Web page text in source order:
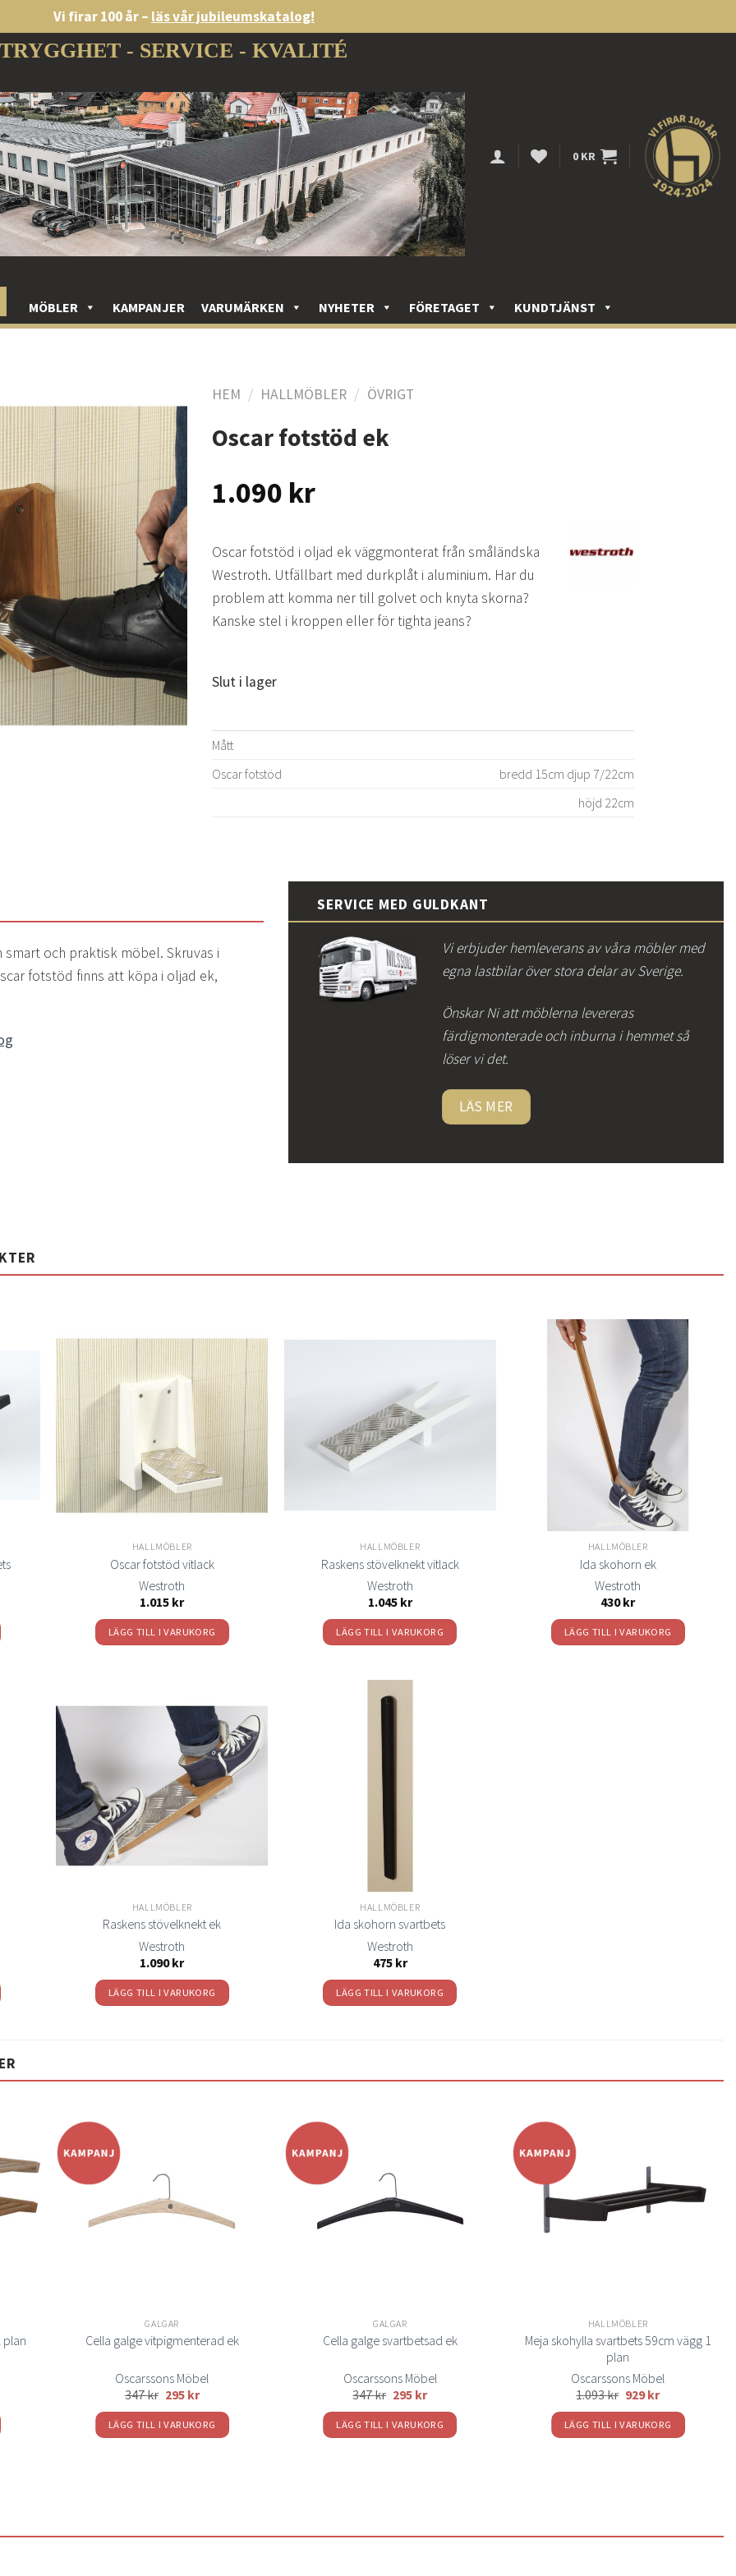
Vi firar 100 år – läs vår jubileumskatalog!
TRYGGHET - SERVICE - KVALITÉ
0 KR
MÖBLER KAMPANJER VARUMÄRKEN NYHETER FÖRETAGET KUNDTJÄNST
till i
önskelistan
HEM / HALLMÖBLER / ÖVRIGT
Oscar fotstöd ek
1.090 kr
Oscar fotstöd i oljad ek väggmonterat från småländska
Westroth. Utfällbart med durkplåt i aluminium. Har du
problem att komma ner till golvet och knyta skorna?
Kanske stel i kroppen eller för tighta jeans?
Slut i lager
Mått
Oscar fotstöd
bredd 15cm djup 7/22cm
höjd 22cm
och praktisk möbel. Skruvas i
fotstöd finns att köpa i oljad ek,
SERVICE MED GULDKANT
Vi erbjuder hemleverans av våra möbler med
egna lastbilar över stora delar av Sverige.
Önskar Ni att möblerna levereras
färdigmonterade och inburna i hemmet så
löser vi det.
LÄS MER
i
HALLMÖBLER
Oscar fotstöd vitlack
Westroth
1.015 kr
LÄGG TILL I VARUKORG
till i
önskelistan
HALLMÖBLER
Raskens stövelknekt vitlack
Westroth
1.045 kr
LÄGG TILL I VARUKORG
önskelistan
HALLMÖBLER
Ida skohorn ek
Westroth
430kr
LÄGG TILL I VARUKORG
Lägg
till i
önskelistan
HALLMÖBLER
Raskens stövelknekt ek
Westroth
1.090kr
LÄGG TILL I VARUKORG
HALLMÖBLER
Ida skohorn svartbets
Westroth
475 kr
LÄGG TILL I VARUKORG
Lägg
i
plan
GALGAR
Cella galge vitpigmenterad ek
Oscarssons Möbel
347kr 295 kr
LÄGG TILL I VARUKORG
GALGAR
Cella galge svartbetsad ek
Oscarssons Möbel
347kr 295 kr
LÄGG TILL I VARUKORG
önskelistan
HALLMÖBLER
Meja skohylla svartbets 59cm vägg 1
plan
Oscarssons Möbel
1.093kr 929kr
LÄGG TILL I VARUKORG